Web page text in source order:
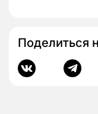
Поделиться